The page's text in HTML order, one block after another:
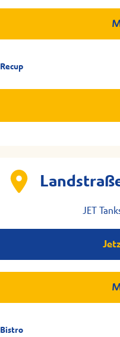
Recup
JET
Bistro